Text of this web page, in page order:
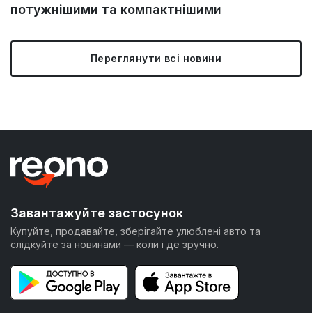
потужнішими та компактнішими
Переглянути всі новини
Завантажуйте застосунок
Купуйте, продавайте, зберігайте улюблені авто та
слідкуйте за новинами — коли і де зручно.